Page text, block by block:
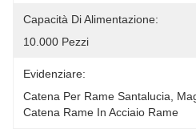
Capacità Di Alimentazione:
10.000 Pezzi
Evidenziare:
Catena Per Rame Santalucia
Catena Rame In Acciaio Rame